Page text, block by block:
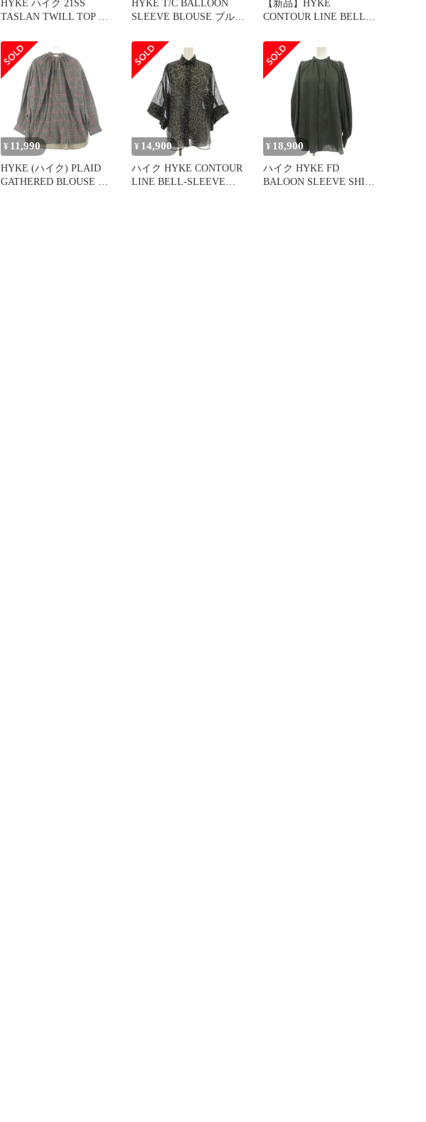
HYKE ハイク 21SS
TASLAN TWILL TOP プ
15121 カーキグレー系 1
HYKE T/C BALLOON
SLEEVE BLOUSE ブルー
【新品】HYKE
CONTOUR LINE BELL-
¥ 11,990
HYKE (ハイク) PLAID
GATHERED BLOUSE チ
¥ 14,900
ハイク HYKE CONTOUR
LINE BELL-SLEEVE
¥ 18,900
ハイク HYKE FD
BALOON SLEEVE SHIRT